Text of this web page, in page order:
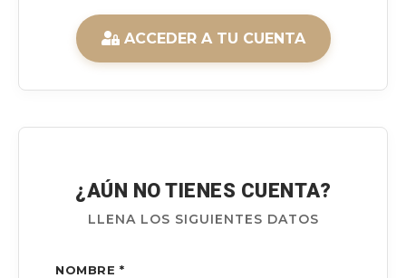
ACCEDER A TU CUENTA
¿AÚN NO TIENES CUENTA?
LLENA LOS SIGUIENTES DATOS
NOMBRE *